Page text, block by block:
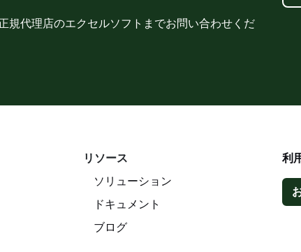
規代理店のエクセルソフトまでお問い合わせくだ
リソース
ソリューション
ドキュメント
ブログ
利